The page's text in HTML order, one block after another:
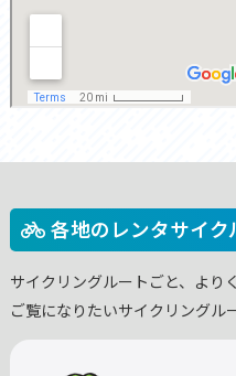
各地のレンタサイク
サイクリングルートごと、より
ご覧になりたいサイクリングル